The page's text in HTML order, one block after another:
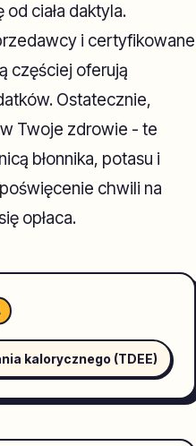
ciała daktyla.
i certyfikowane
częściej oferują
Ostatecznie,
Twoje zdrowie - te
błonnika, potasu i
chwili na
opłaca.
kalorycznego (TDEE)